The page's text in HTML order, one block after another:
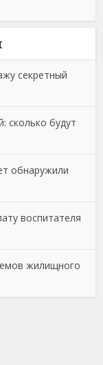
секретный
сколько будут
обнаружили
воспитателя
жилищного